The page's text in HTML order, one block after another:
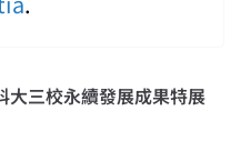
大三校永續發展成果特展